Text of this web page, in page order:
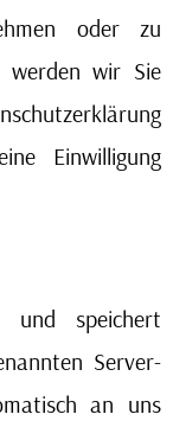
oder zu
werden wir Sie
Einwilligung
speichert
Server-
an uns